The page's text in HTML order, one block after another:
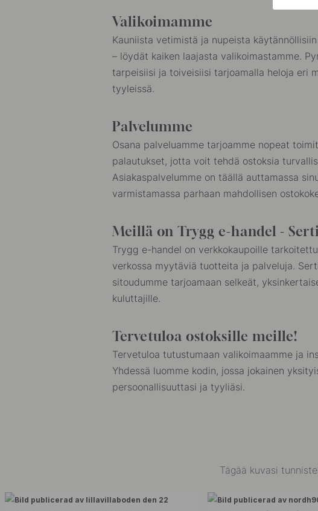
Valikoimamme
Kauniista vetimistä ja nupeista
– löydät kaiken laajasta valikoimastamme.
tarpeisiisi ja toiveisiisi tarjoamalla heloja eri
tyyleissä.
Palvelumme
Osana palveluamme tarjoamme nopeat
palautukset, jotta voit tehdä ostoksia
Asiakaspalvelumme on täällä auttamassa
varmistamassa parhaan mahdollisen
Meillä on Trygg e-handel -
Trygg e-handel on verkkokaupoille
verkossa myytäviä tuotteita ja palveluja.
sitoudumme tarjoamaan selkeät,
kuluttajille.
Tervetuloa ostoksille meille!
Tervetuloa tutustumaan valikoimaamme ja
Yhdessä luomme kodin, jossa jokainen
persoonallisuuttasi ja tyyliäsi.
Tägää kuvasi